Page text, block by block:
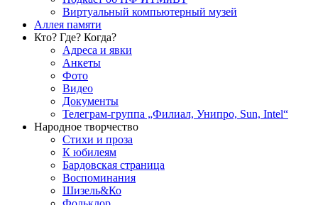
Виртуальный компьютерный музей
Аллея памяти
Кто? Где? Когда?
Адреса и явки
Анкеты
Фото
Видео
Документы
Телеграм-группа „Филиал, Унипро, Sun, Intel“
Народное творчество
Стихи и проза
К юбилеям
Бардовская страница
Воспоминания
Шизель&Ко